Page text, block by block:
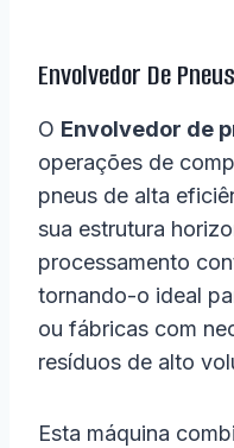
Envolvedor De
O Envolvedor de
operações de
pneus de alta
sua estrutura
processamento
tornando-o ideal
ou fábricas com
resíduos de alto
Esta máquina